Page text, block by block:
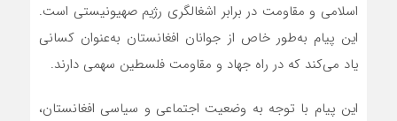
اسلامی و مقاومت در برابر اشغالگری رژیم صهیونیستی است.
این پیام به‌طور خاص از جوانان افغانستان به‌عنوان کسانی
یاد می‌کند که در راه جهاد و مقاومت فلسطین سهمی دارند.
این پیام با توجه به وضعیت اجتماعی و سیاسی افغانستان،